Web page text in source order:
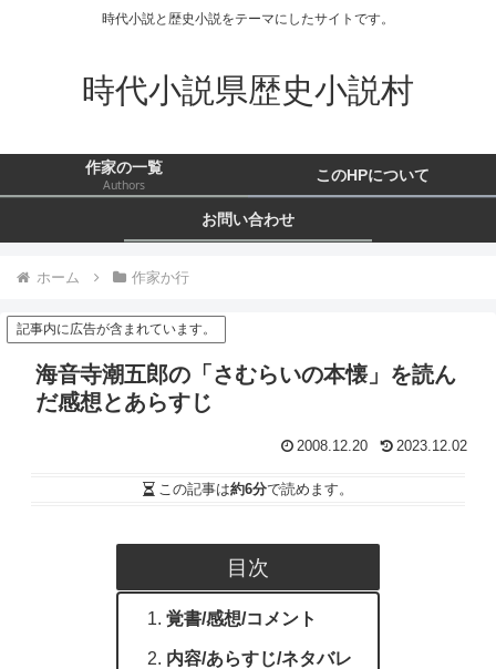
時代小説と歴史小説をテーマにしたサイトです。
時代小説県歴史小説村
作家の一覧
Authors
このHPについて
お問い合わせ
ホーム 作家か行
記事内に広告が含まれています。
海音寺潮五郎の「さむらいの本懐」を読ん
だ感想とあらすじ
2008.12.20 2023.12.02
この記事は約6分で読めます。
目次
覚書/感想/コメント
内容/あらすじ/ネタバレ